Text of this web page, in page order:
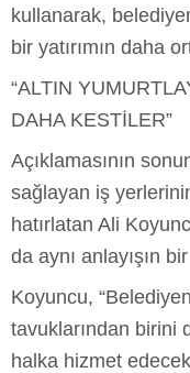
kullanarak,
bir yatırımın daha
“ALTIN
DAHA KESTİLER”
Açıklamasının
sağlayan iş
hatırlatan Ali
da aynı anlayışın
Koyuncu,
tavuklarından birini
halka hizmet